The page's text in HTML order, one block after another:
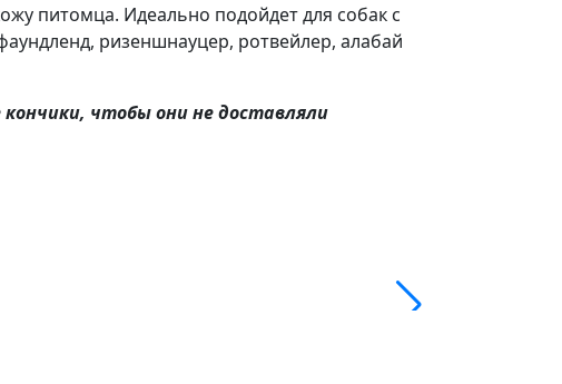
питомца. Идеально подойдет для собак с
ризеншнауцер, ротвейлер, алабай
чтобы они не доставляли